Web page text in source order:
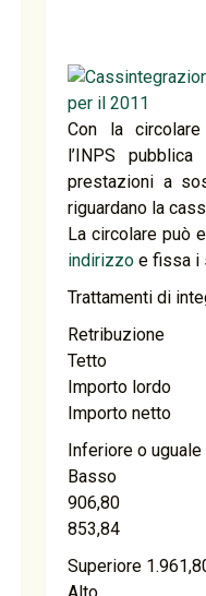
Con la
l’INPS
prestazioni a
riguardano la
La circolare può
indirizzo e fissa i
Trattamenti di
Retribuzione
Tetto
Importo lordo
Importo netto
Inferiore o uguale
Basso
906,80
853,84
Superiore